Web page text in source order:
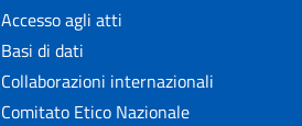
Accesso agli atti
Basi di dati
Collaborazioni internazionali
Comitato Etico Nazionale